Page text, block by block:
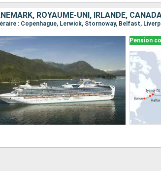
ROYAUME-UNI, IRLANDE,
: Copenhague, Lerwick, Stornoway, Belfast,
Pension